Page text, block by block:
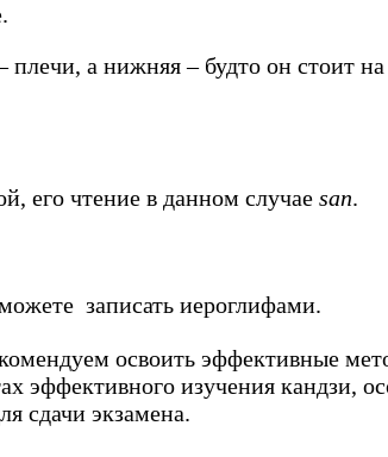
а нижняя – будто он стоит на
его чтение в данном случае san.
записать иероглифами.
освоить эффективные
эффективного изучения кандзи,
сдачи экзамена.